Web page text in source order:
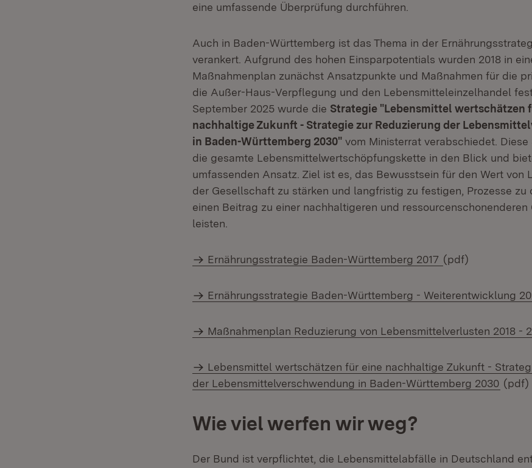
eine umfassende Überprüfung durchführen.
Auch in Baden-Württemberg ist das Thema in der
verankert. Aufgrund des hohen Einsparpotentials wurden 2018 in
Maßnahmenplan zunächst Ansatzpunkte und Maßnahmen für die
die Außer-Haus-Verpflegung und den Lebensmitteleinzelhandel
September 2025 wurde die Strategie "Lebensmittel wertschätzen
nachhaltige Zukunft - Strategie zur Reduzierung der
in Baden-Württemberg 2030" vom Ministerrat verabschiedet.
die gesamte Lebensmittelwertschöpfungskette in den Blick und
umfassenden Ansatz. Ziel ist es, das Bewusstsein für den Wert von
der Gesellschaft zu stärken und langfristig zu festigen, Prozesse zu
einen Beitrag zu einer nachhaltigeren und
leisten.
Ernährungsstrategie Baden-Württemberg 2017 (pdf)
Ernährungsstrategie Baden-Württemberg - Weiterentwicklung
Maßnahmenplan Reduzierung von Lebensmittelverlusten 2018 -
Lebensmittel wertschätzen für eine nachhaltige Zukunft -
der Lebensmittelverschwendung in Baden-Württemberg 2030 (pdf)
Wie viel werfen wir weg?
Der Bund ist verpflichtet, die Lebensmittelabfälle in Deutschland